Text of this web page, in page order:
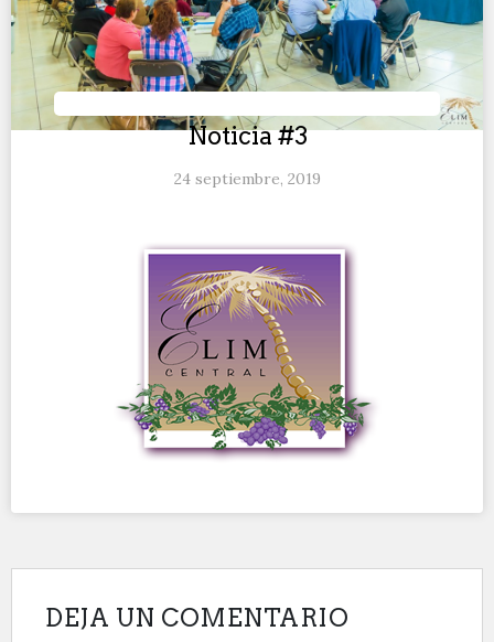
Noticia #3
24 septiembre, 2019
DEJA UN COMENTARIO